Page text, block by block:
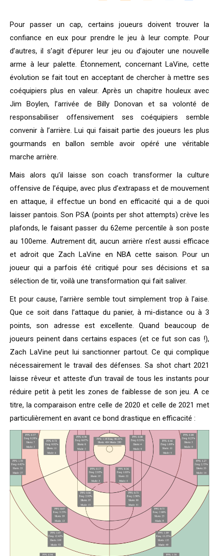
Pour passer un cap, certains joueurs doivent trouver la
confiance en eux pour prendre le jeu à leur compte. Pour
d’autres, il s’agit d’épurer leur jeu ou d’ajouter une nouvelle
arme à leur palette. Étonnement, concernant LaVine, cette
évolution se fait tout en acceptant de chercher à mettre ses
coéquipiers plus en valeur. Après un chapitre houleux avec
Jim Boylen, l’arrivée de Billy Donovan et sa volonté de
responsabiliser offensivement ses coéquipiers semble
convenir à l’arrière. Lui qui faisait partie des joueurs les plus
gourmands en ballon semble avoir opéré une véritable
marche arrière.
Mais alors qu’il laisse son coach transformer la culture
offensive de l’équipe, avec plus d’extrapass et de mouvement
en attaque, il effectue un bond en efficacité qui a de quoi
laisser pantois. Son PSA (points per shot attempts) crève les
plafonds, le faisant passer du 62eme percentile à son poste
au 100eme. Autrement dit, aucun arrière n’est aussi efficace
et adroit que Zach LaVine en NBA cette saison. Pour un
joueur qui a parfois été critiqué pour ses décisions et sa
sélection de tir, voilà une transformation qui fait saliver.
Et pour cause, l’arrière semble tout simplement trop à l’aise.
Que ce soit dans l’attaque du panier, à mi-distance ou à 3
points, son adresse est excellente. Quand beaucoup de
joueurs peinent dans certains espaces (et ce fut son cas !),
Zach LaVine peut lui sanctionner partout. Ce qui complique
nécessairement le travail des défenses. Sa shot chart 2021
laisse rêveur et atteste d’un travail de tous les instants pour
réduire petit à petit les zones de faiblesse de son jeu. A ce
titre, la comparaison entre celle de 2020 et celle de 2021 met
particulièrement en avant ce bond drastique en efficacité :